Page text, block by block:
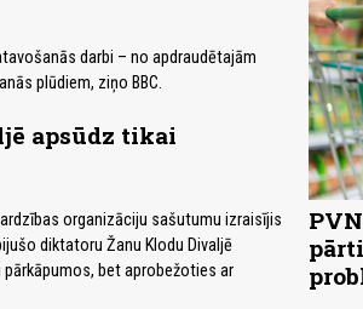
darbi – no apdraudētajām
plūdiem, ziņo BBC.
apsūdz tikai
organizāciju sašutumu izraisījis
diktatoru Žanu Klodu Divaljē
bet aprobežoties ar